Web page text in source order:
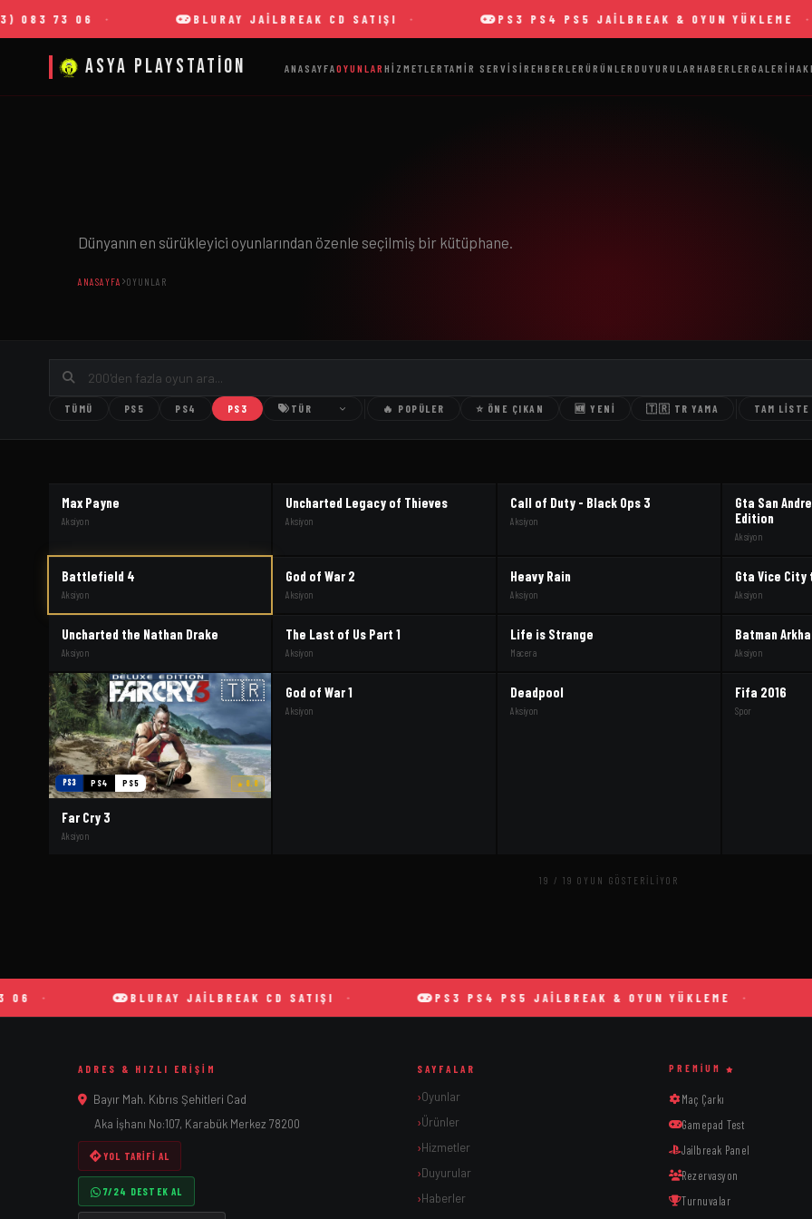
06 BLURAY JAILBREAK CD SATIŞI PS3 PS4 PS5 JAILBREAK & OYUN YÜKLEME
Asya Playstation ANASAYFAOYUNLAR HIZMETLER TAMIR SERVISI REHBERLER ÜRÜNLER DUYURULAR HABERLER GALERI
Dünyanın en sürükleyici oyunlarından özenle seçilmiş bir kütüphane.
ANASAYFA OYUNLAR
TÜMÜ PS5 PS4 PS3 TÜR 🔥 POPÜLER ⭐ ÖNE ÇIKAN 🆕 YENI 🇹🇷 TR YAMA TAM LISTE
Max Payne
Aksiyon
Uncharted Legacy of Thieves
Aksiyon
Call of Duty - Black Ops 3
Aksiyon
Gta San
Edition
Aksiyon
Battlefield 4
Aksiyon
God of War 2
Aksiyon
Heavy Rain
Aksiyon
Gta Vice
Aksiyon
Uncharted the Nathan Drake
Aksiyon
The Last of Us Part 1
Aksiyon
Life is Strange
Macera
Batman
Aksiyon
🇹🇷
PS3 PS4 PS5 8.8
Far Cry 3
Aksiyon
God of War 1
Aksiyon
Deadpool
Aksiyon
Fifa 2016
Spor
19 / 19 OYUN GÖSTERILIYOR
BLURAY JAILBREAK CD SATIŞI PS3 PS4 PS5 JAILBREAK & OYUN YÜKLEME
ADRES & HIZLI ERIŞIM
Bayır Mah. Kıbrıs Şehitleri Cad
Aka İşhanı No:107, Karabük Merkez 78200
YOL TARIFI AL
7/24 DESTEK AL
SAYFALAR
Oyunlar
Ürünler
Hizmetler
Duyurular
Haberler
PREMIUM
Maç Çarkı
Gamepad Test
Jailbreak Panel
Rezervasyon
Turnuvalar